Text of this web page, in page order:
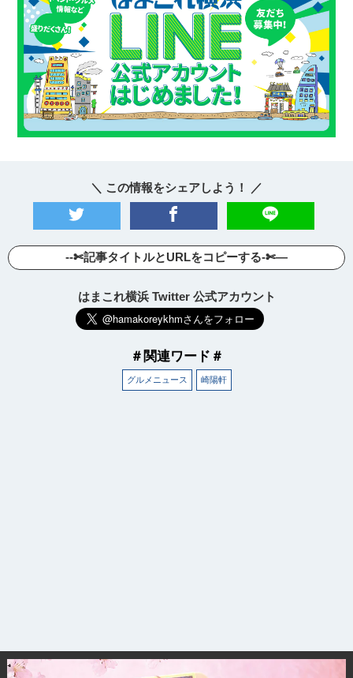
＼ この情報をシェアしよう！ ／
--✄記事タイトルとURLをコピーする-✄—
はまこれ横浜 Twitter 公式アカウント
＃関連ワード＃
グルメニュース 崎陽軒